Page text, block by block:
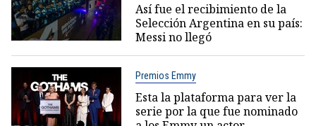
Así fue el recibimiento de la
Selección Argentina en su país:
Messi no llegó
Premios Emmy
Esta la plataforma para ver la
serie por la que fue nominado